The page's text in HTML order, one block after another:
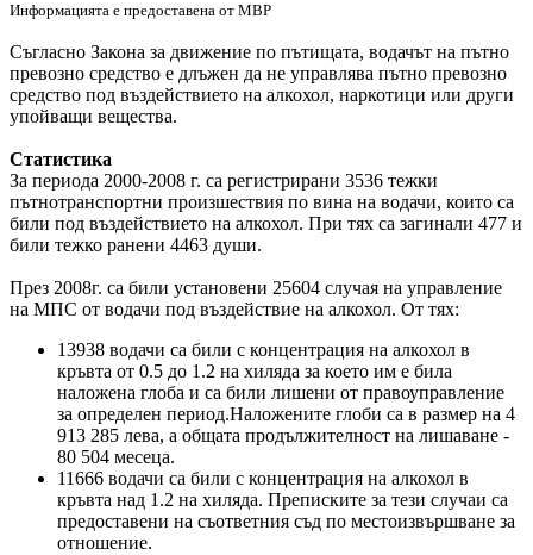
Информацията е предоставена от МВР
Съгласно Закона за движение по пътищата, водачът на пътно
превозно средство е длъжен да не управлява пътно превозно
средство под въздействието на алкохол, наркотици или други
упойващи вещества.
Статистика
За периода 2000-2008 г. са регистрирани 3536 тежки
пътнотранспортни произшествия по вина на водачи, които са
били под въздействието на алкохол. При тях са загинали 477 и
били тежко ранени 4463 души.
През 2008г. са били установени 25604 случая на управление
на МПС от водачи под въздействие на алкохол. От тях:
13938 водачи са били с концентрация на алкохол в
кръвта от 0.5 до 1.2 на хиляда за което им е била
наложена глоба и са били лишени от правоуправление
за определен период.Наложените глоби са в размер на 4
913 285 лева, а общата продължителност на лишаване -
80 504 месеца.
11666 водачи са били с концентрация на алкохол в
кръвта над 1.2 на хиляда. Преписките за тези случаи са
предоставени на съответния съд по местоизвършване за
отношение.